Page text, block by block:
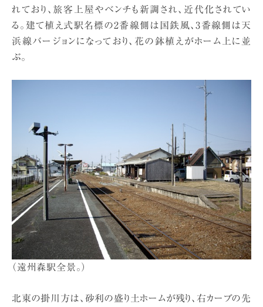
れており、旅客上屋やベンチも新調され、近代化されてい
る。建て植え式駅名標の2番線側は国鉄風、3番線側は天
浜線バージョンになっており、花の鉢植えがホーム上に並
ぶ。
（遠州森駅全景。）
北東の掛川方は、砂利の盛り土ホームが残り、右カーブの先